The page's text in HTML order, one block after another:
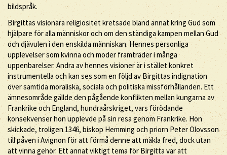
bildspråk.
Birgittas visionära religiositet kretsade bland annat kring Gud som
hjälpare för alla människor och om den ständiga kampen mellan Gud
och djävulen i den enskilda människan. Hennes personliga
upplevelser som kvinna och moder framträder i många
uppenbarelser. Andra av hennes visioner är i stället konkret
instrumentella och kan ses som en följd av Birgittas indignation
över samtida moraliska, sociala och politiska missförhållanden. Ett
ämnesområde gällde den pågående konflikten mellan kungarna av
Frankrike och England, hundraårskriget, vars förödande
konsekvenser hon upplevde på sin resa genom Frankrike. Hon
skickade, troligen 1346, biskop Hemming och priorn Peter Olovsson
till påven i Avignon för att förmå denne att mäkla fred, dock utan
att vinna gehör. Ett annat viktigt tema för Birgitta var att